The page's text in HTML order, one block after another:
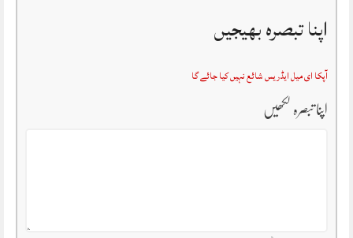
اپنا تبصرہ بھیجیں
آپکا ای میل ایڈریس شائع نہیں کیا جائے گا
اپنا تبصرہ لکھیں